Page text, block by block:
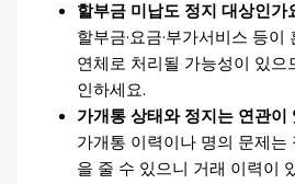
할부금 미납도 정지 대상인가
할부금·요금·부가서비스 등이
연체로 처리될 가능성이 있으
인하세요.
가개통 상태와 정지는 연관이
가개통 이력이나 명의 문제는
을 줄 수 있으니 거래 이력이